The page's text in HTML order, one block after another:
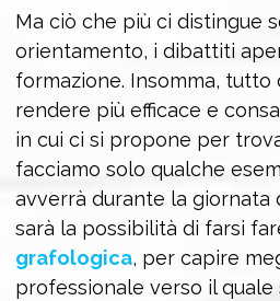
Ma ciò che più ci distingue
orientamento, i dibattiti
formazione. Insomma, tutto
rendere più efficace e
in cui ci si propone per
facciamo solo qualche
avverrà durante la giornata
sarà la possibilità di farsi
grafologica, per capire
professionale verso il